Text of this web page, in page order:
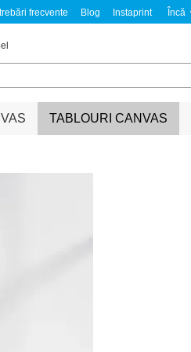
frecvente Blog Instaprint Încă
TABLOURI CANVAS